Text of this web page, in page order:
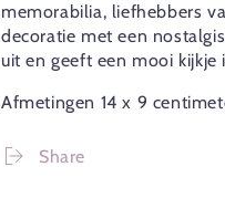
memorabilia, liefhebbers
decoratie met een
uit en geeft een mooi
Afmetingen 14 x 9
Share